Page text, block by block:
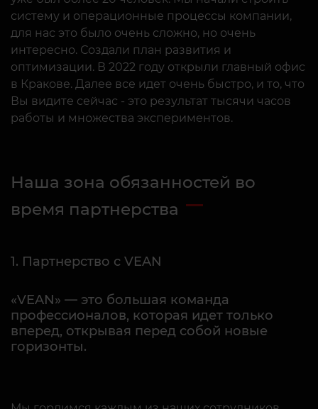
для нас это было очень сложно, но очень
интересно. Создали план развития и
оптимизации. В 2022 году открыли главный офис
в Кракове. Далее все идет очень быстро, и то, что
Вы видите сейчас - это результат тысячи часов
работы и множества экспериментов.
время партнерства
профессионалов, которая идет только
вперед, открывая перед собой новые
горизонты.
потому что именно они каждый день делают этот